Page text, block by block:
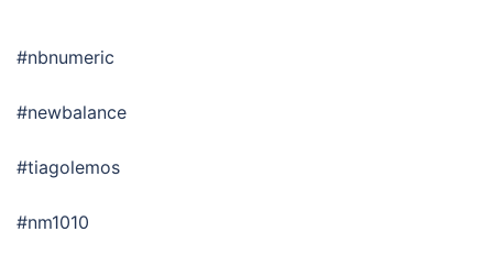
#nbnumeric
#newbalance
#tiagolemos
#nm1010